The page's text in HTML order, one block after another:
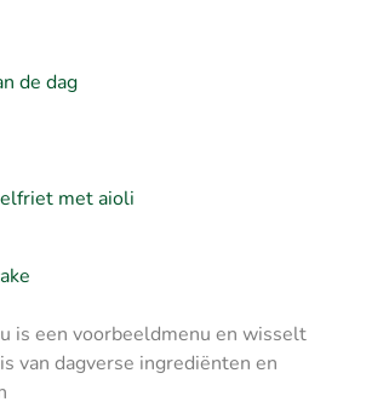
de dag
met aioli
is een voorbeeldmenu en wisselt
van dagverse ingrediënten en